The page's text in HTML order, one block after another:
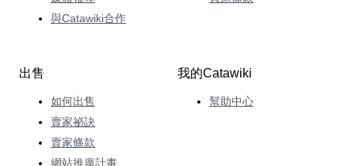
與Catawiki合作
出售
如何出售
賣家祕訣
賣家條款
網站推廣計畫
我的Catawiki
幫助中心